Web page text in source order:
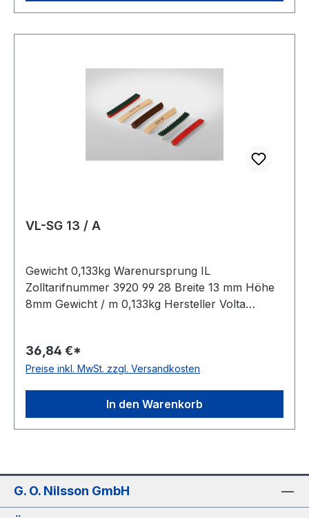
VL-SG 13 / A
Gewicht 0,133kg Warenursprung IL
Zolltarifnummer 3920 99 28 Breite 13 mm Höhe
8mm Gewicht / m 0,133kg Hersteller Volta
FDA-Zulassung ja Zugstrang nein Shorehärte
80° Shore A
36,84 €*
Preise inkl. MwSt. zzgl. Versandkosten
In den Warenkorb
G. O. Nilsson GmbH